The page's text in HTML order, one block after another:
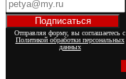
Отправляя форму, вы соглашаетесь с
Политикой обработки персональных
данных